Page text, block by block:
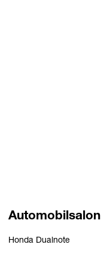
Automobilsalon
Honda Dualnote